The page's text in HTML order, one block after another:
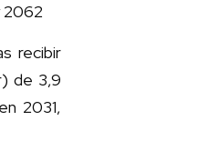
2062
recibir
de 3,9
2031,